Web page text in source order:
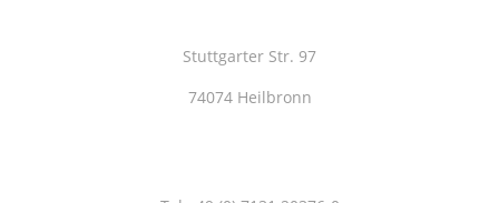
Stuttgarter Str. 97
74074 Heilbronn